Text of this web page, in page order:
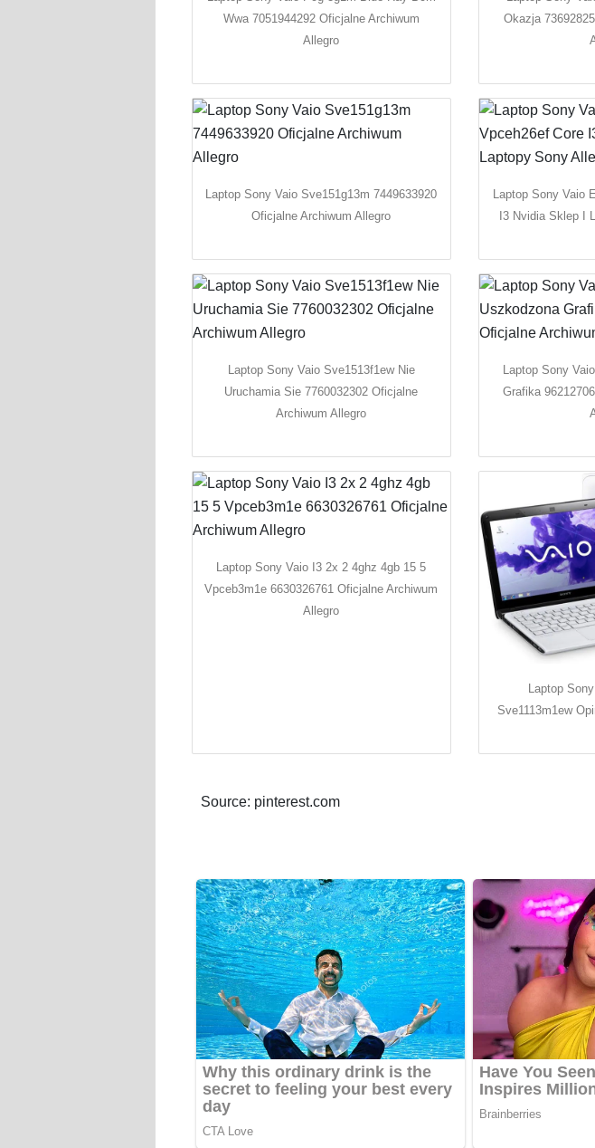
Wwa 7051944292 Oficjalne Archiwum
Allegro
Okazja
Laptop Sony Vaio Sve151g13m 7449633920
Oficjalne Archiwum Allegro
Laptop Sony Vaio
I3 Nvidia Sklep I
Laptop Sony Vaio Sve1513f1ew Nie
Uruchamia Sie 7760032302 Oficjalne
Archiwum Allegro
Laptop Sony
Grafika
Laptop Sony Vaio I3 2x 2 4ghz 4gb 15 5
Vpceb3m1e 6630326761 Oficjalne Archiwum
Allegro
Laptop
Sve1113m1ew
Source: pinterest.com